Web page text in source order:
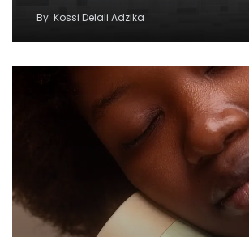
By Kossi Delali Adzika